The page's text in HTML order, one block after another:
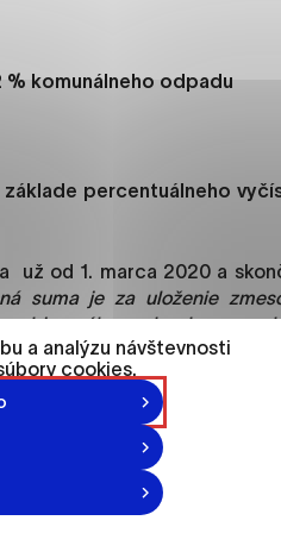
komunálneho odpadu
percentuálneho
už od 1. marca 2020 a
suma je za uloženie
objemného odpadu na
hovorca a vedúci
Tomáš Holúbek.
v zmysle § 4
povinné na svojom
vytriedenia
kalendárny rok.
a analýzu návštevnosti
cookies.
a prístup k
prevádzkovateľovi
stránok stránku
Všetky dáta sa
je možné ich spojiť s